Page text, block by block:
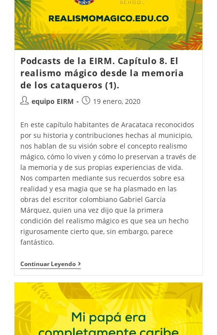
Podcasts de la EIRM. Capítulo 8. El
realismo mágico desde la memoria
de los cataqueros (1).
equipo EIRM 19 enero, 2020
En este capítulo habitantes de Aracataca reconocidos
por su historia y contribuciones hechas al municipio,
nos hablan de su visión sobre el concepto realismo
mágico, cómo lo viven y cómo lo preservan a través de
la memoria y de sus propias experiencias de vida.
Nos comparten mediante sus recuerdos sobre esa
realidad y esa magia que se ha plasmado en las
obras del escritor colombiano Gabriel García
Márquez, quien una vez dijo que la primera
condición del realismo mágico es que sea un hecho
rigurosamente cierto que, sin embargo, parece
fantástico.
Continuar Leyendo